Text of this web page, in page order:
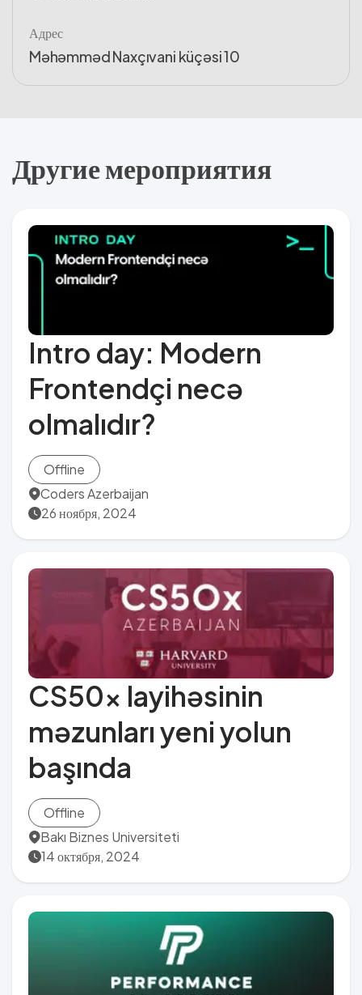
Адрес
Məhəmməd Naxçıvani küçəsi 10
Другие мероприятия
Intro day: Modern
Frontendçi necə
olmalıdır?
Offline
Coders Azerbaijan
26 ноября, 2024
CS50x layihəsinin
məzunları yeni yolun
başında
Offline
Bakı Biznes Universiteti
14 октября, 2024